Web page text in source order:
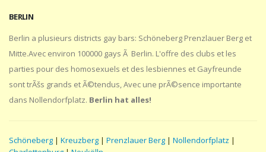
BERLIN
Berlin a plusieurs districts gay bars: Schöneberg Prenzlauer Berg et
Mitte.Avec environ 100000 gays Ã Berlin. L'offre des clubs et les
parties pour des homosexuels et des lesbiennes et Gayfreunde
sont trÃšs grands et Ã©tendus, Avec une prÃ©sence importante
dans Nollendorfplatz. Berlin hat alles!
Schöneberg | Kreuzberg | Prenzlauer Berg | Nollendorfplatz |